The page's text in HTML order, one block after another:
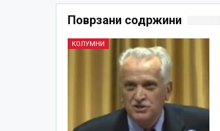
Поврзани содржини
КОЛУМНИ